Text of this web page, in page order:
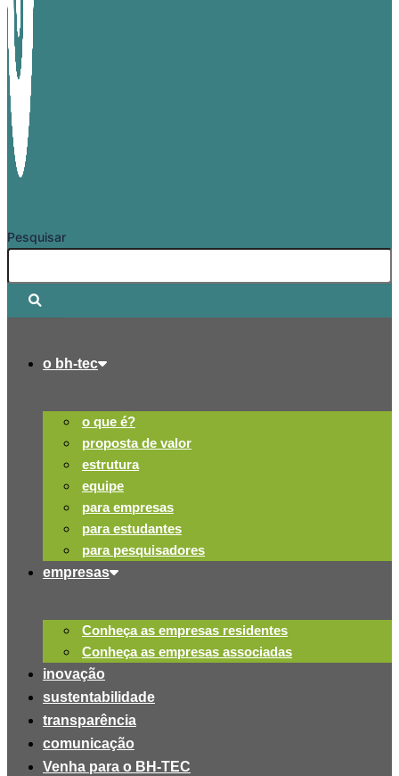
Pesquisar
o bh-tec
o que é?
proposta de valor
estrutura
equipe
para empresas
para estudantes
para pesquisadores
empresas
Conheça as empresas residentes
Conheça as empresas associadas
inovação
sustentabilidade
transparência
comunicação
Venha para o BH-TEC